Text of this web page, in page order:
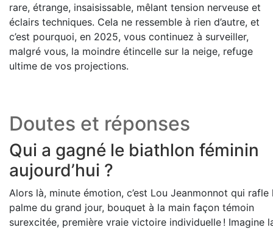
rare, étrange, insaisissable, mêlant tension nerveuse et
éclairs techniques. Cela ne ressemble à rien d’autre, et
c’est pourquoi, en 2025, vous continuez à surveiller,
malgré vous, la moindre étincelle sur la neige, refuge
ultime de vos projections.
Doutes et réponses
Qui a gagné le biathlon féminin
aujourd’hui ?
Alors là, minute émotion, c’est Lou Jeanmonnot qui rafle
palme du grand jour, bouquet à la main façon témoin
surexcitée, première vraie victoire individuelle ! Imagine